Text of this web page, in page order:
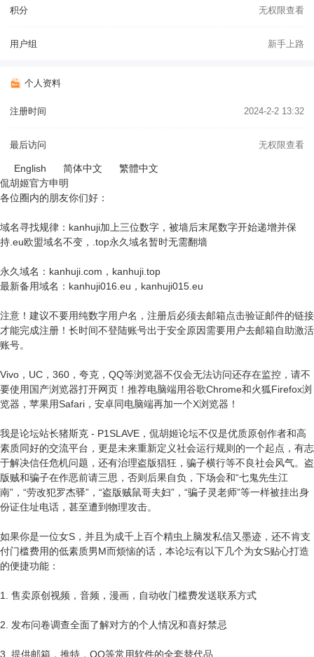
积分 无权限查看
用户组 新手上路
个人资料
注册时间 2024-2-2 13:32
最后访问 无权限查看
English 简体中文
繁體中文
侃胡姬官方申明
各位圈内的朋友你们好：
域名寻找规律：kanhuji加上三位数字，被墙后末尾数字开始递增并保
持.eu欧盟域名不变，.top永久域名暂时无需翻墙
永久域名：kanhuji.com，kanhuji.top
最新备用域名：kanhuji016.eu，kanhuji015.eu
注意！建议不要用纯数字用户名，注册后必须去邮箱点击验证邮件的链接
才能完成注册！长时间不登陆账号出于安全原因需要用户去邮箱自助激活
账号。
Vivo，UC，360，夸克，QQ等浏览器不仅会无法访问还存在监控，请不
要使用国产浏览器打开网页！推荐电脑端用谷歌Chrome和火狐Firefox浏
览器，苹果用Safari，安卓同电脑端再加一个X浏览器！
我是论坛站长猪斯克 - P1SLAVE，侃胡姬论坛不仅是优质原创作者和高
素质同好的交流平台，更是未来重新定义社会运行规则的一个起点，有志
于解决信任危机问题，还有治理盗版猖狂，骗子横行等不良社会风气。盗
版贼和骗子在作恶前请三思，否则后果自负，下场会和“七鬼先生江
南”，“劳改犯罗杰驿”，“盗版贼鼠哥夫妇”，“骗子灵老师”等一样被挂出身
份证住址电话，甚至遭到物理攻击。
如果你是一位女S，并且为成千上百个精虫上脑发私信又墨迹，还不肯支
付门槛费用的低素质男M而烦恼的话，本论坛有以下几个为女S贴心打造
的便捷功能：
1. 售卖原创视频，音频，漫画，自动收门槛费发送联系方式
2. 发布问卷调查全面了解对方的个人情况和喜好禁忌
3. 提供邮箱，推特，QQ等常用软件的全套替代品